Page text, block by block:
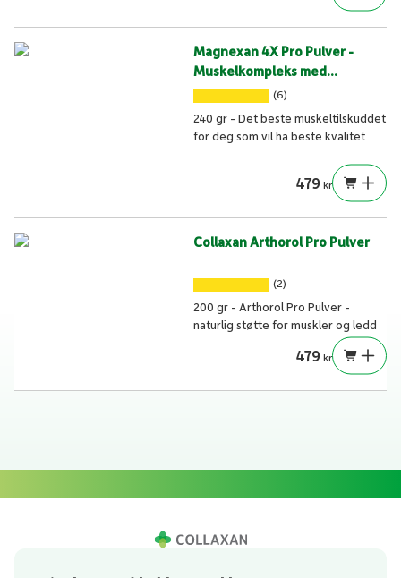
Magnexan 4X Pro Pulver -
Muskelkompleks med
magnesiumkraft
(6)
240 gr - Det beste muskeltilskuddet
for deg som vil ha beste kvalitet
479 kr
Collaxan Arthorol Pro Pulver
(2)
200 gr - Arthorol Pro Pulver -
naturlig støtte for muskler og ledd
479 kr